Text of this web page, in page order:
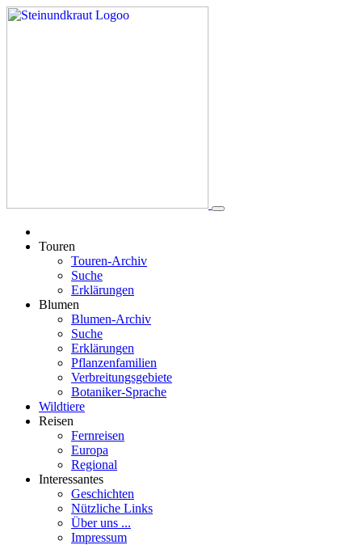
Touren
Touren-Archiv
Suche
Erklärungen
Blumen
Blumen-Archiv
Suche
Erklärungen
Pflanzenfamilien
Verbreitungsgebiete
Botaniker-Sprache
Wildtiere
Reisen
Fernreisen
Europa
Regional
Interessantes
Geschichten
Nützliche Links
Über uns ...
Impressum